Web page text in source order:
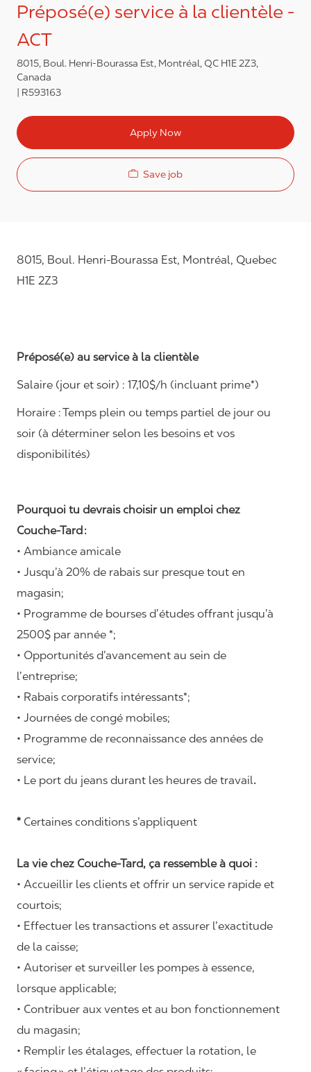
Préposé(e) service à la clientèle -
ACT
8015, Boul. Henri-Bourassa Est, Montréal, QC H1E 2Z3,
Canada
R593163
Apply Now
Save job
8015, Boul. Henri-Bourassa Est, Montréal, Quebec
H1E 2Z3
Préposé(e) au service à la clientèle
Salaire (jour et soir) : 17,10$/h (incluant prime*)
Horaire :Temps plein ou temps partiel de jour ou
soir (à déterminer selon les besoins et vos
disponibilités)
Pourquoi tu devrais choisir un emploi chez
Couche-Tard :
• Ambiance amicale
• Jusqu’à 20% de rabais sur presque tout en
magasin;
• Programme de bourses d’études offrant jusqu’à
2500$ par année *;
• Opportunités d’avancement au sein de
l’entreprise;
• Rabais corporatifs intéressants*;
• Journées de congé mobiles;
• Programme de reconnaissance des années de
service;
• Le port du jeans durant les heures de travail.
* Certaines conditions s’appliquent
La vie chez Couche-Tard, ça ressemble à quoi :
• Accueillir les clients et offrir un service rapide et
courtois;
• Effectuer les transactions et assurer l’exactitude
de la caisse;
• Autoriser et surveiller les pompes à essence,
lorsque applicable;
• Contribuer aux ventes et au bon fonctionnement
du magasin;
• Remplir les étalages, effectuer la rotation, le